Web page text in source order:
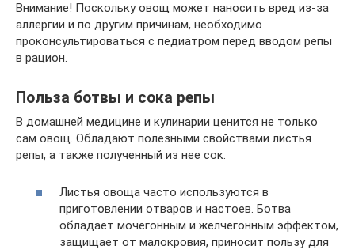
Внимание! Поскольку овощ может наносить вред из-за
аллергии и по другим причинам, необходимо
проконсультироваться с педиатром перед вводом репы
в рацион.
Польза ботвы и сока репы
В домашней медицине и кулинарии ценится не только
сам овощ. Обладают полезными свойствами листья
репы, а также полученный из нее сок.
Листья овоща часто используются в
приготовлении отваров и настоев. Ботва
обладает мочегонным и желчегонным эффектом,
защищает от малокровия, приносит пользу для